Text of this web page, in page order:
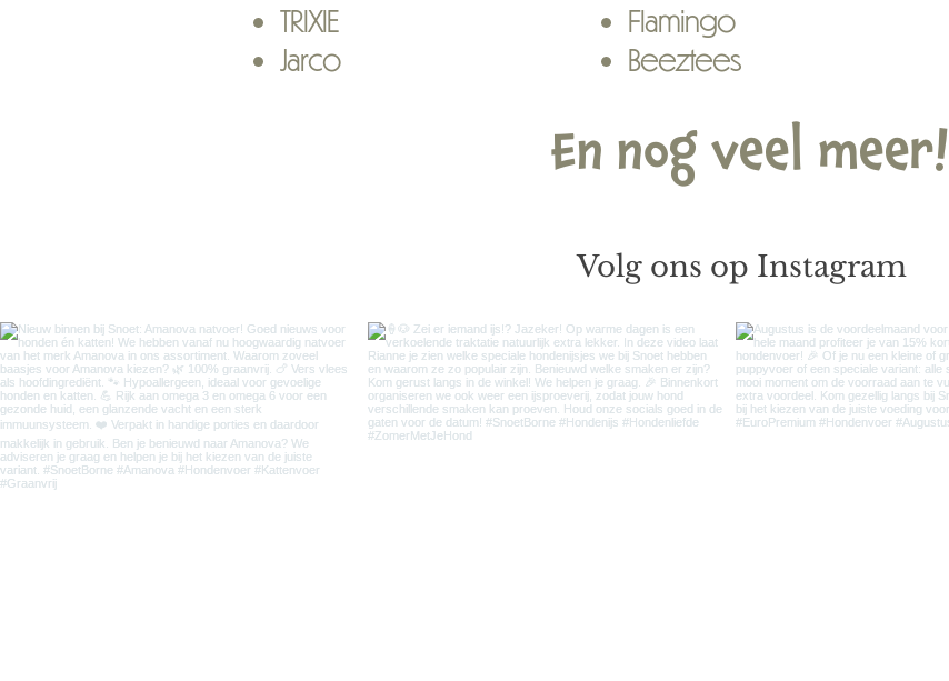
TRIXIE
Jarco
Flamingo
Beeztees
En nog veel meer!
Volg ons op Instagram